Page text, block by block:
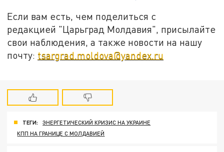
Если вам есть, чем поделиться с
редакцией "Царьград Молдавия", присылайте
свои наблюдения, а также новости на нашу
почту: tsargrad.moldova@yandex.ru
ТЕГИ:
ЭНЕРГЕТИЧЕСКИЙ КРИЗИС НА УКРАИНЕ
КПП НА ГРАНИЦЕ С МОЛДАВИЕЙ